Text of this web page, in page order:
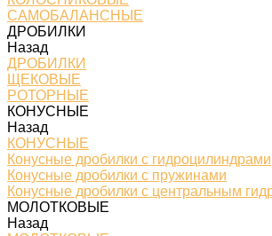
САМОБАЛАНСНЫЕ
ДРОБИЛКИ
Назад
ДРОБИЛКИ
ЩЕКОВЫЕ
РОТОРНЫЕ
КОНУСНЫЕ
Назад
КОНУСНЫЕ
Конусные дробилки с гидроцилиндрами
Конусные дробилки с пружинами
Конусные дробилки с центральным
МОЛОТКОВЫЕ
Назад